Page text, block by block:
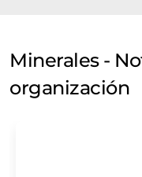
Minerales -
organización